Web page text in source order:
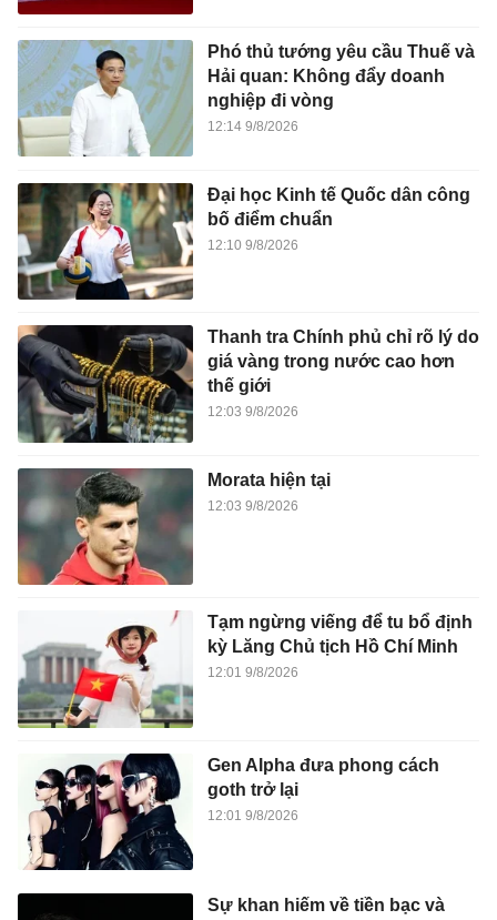
Phó thủ tướng yêu cầu Thuế và
Hải quan: Không đẩy doanh
nghiệp đi vòng
12:14 9/8/2026
Đại học Kinh tế Quốc dân công
bố điểm chuẩn
12:10 9/8/2026
Thanh tra Chính phủ chỉ rõ lý do
giá vàng trong nước cao hơn
thế giới
12:03 9/8/2026
Morata hiện tại
12:03 9/8/2026
Tạm ngừng viếng để tu bổ định
kỳ Lăng Chủ tịch Hồ Chí Minh
12:01 9/8/2026
Gen Alpha đưa phong cách
goth trở lại
12:01 9/8/2026
Sự khan hiếm về tiền bạc và